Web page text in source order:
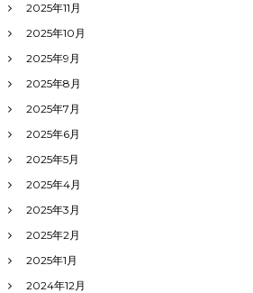
2025年11月
2025年10月
2025年9月
2025年8月
2025年7月
2025年6月
2025年5月
2025年4月
2025年3月
2025年2月
2025年1月
2024年12月